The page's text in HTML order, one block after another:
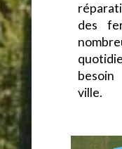
des
ville.